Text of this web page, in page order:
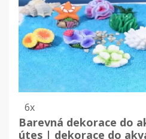
6x
Barevná dekorace do
útes | dekorace do